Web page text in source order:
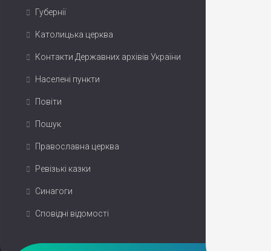
Губернії
Католицька церква
Контакти Державних архівів України
Населені пункти
Повіти
Пошук
Православна церква
Ревізькі казки
Синагоги
Сповідні відомості